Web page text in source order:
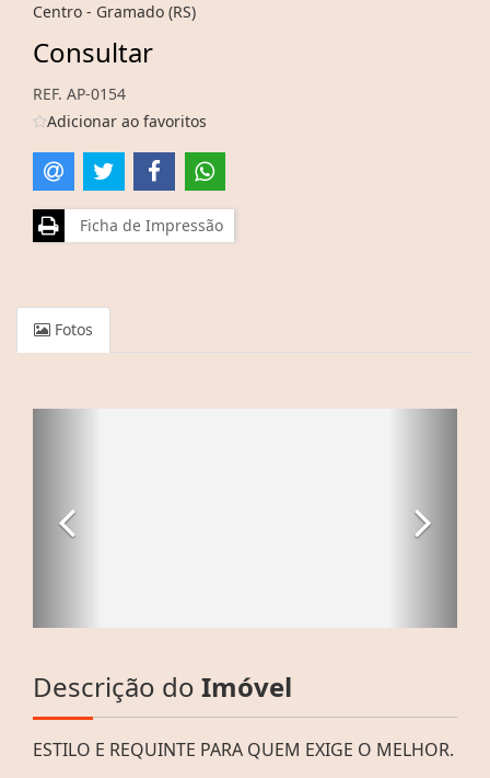
Centro - Gramado (RS)
Consultar
REF. AP-0154
Adicionar ao favoritos
Ficha de Impressão
Fotos
Descrição do Imóvel
ESTILO E REQUINTE PARA QUEM EXIGE O MELHOR.